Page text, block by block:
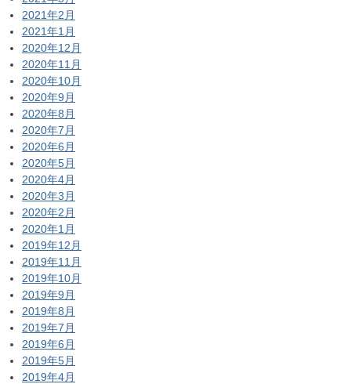
2021年2月
2021年1月
2020年12月
2020年11月
2020年10月
2020年9月
2020年8月
2020年7月
2020年6月
2020年5月
2020年4月
2020年3月
2020年2月
2020年1月
2019年12月
2019年11月
2019年10月
2019年9月
2019年8月
2019年7月
2019年6月
2019年5月
2019年4月